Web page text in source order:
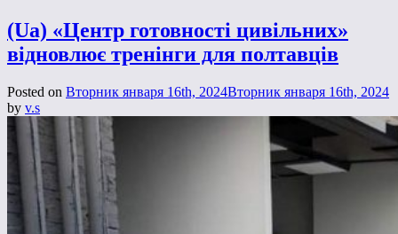
(Ua) «Центр готовності цивільних»
відновлює тренінги для полтавців
Posted on Вторник января 16th, 2024Вторник января 16th, 2024
by v.s